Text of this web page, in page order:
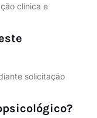
clínica e
solicitação